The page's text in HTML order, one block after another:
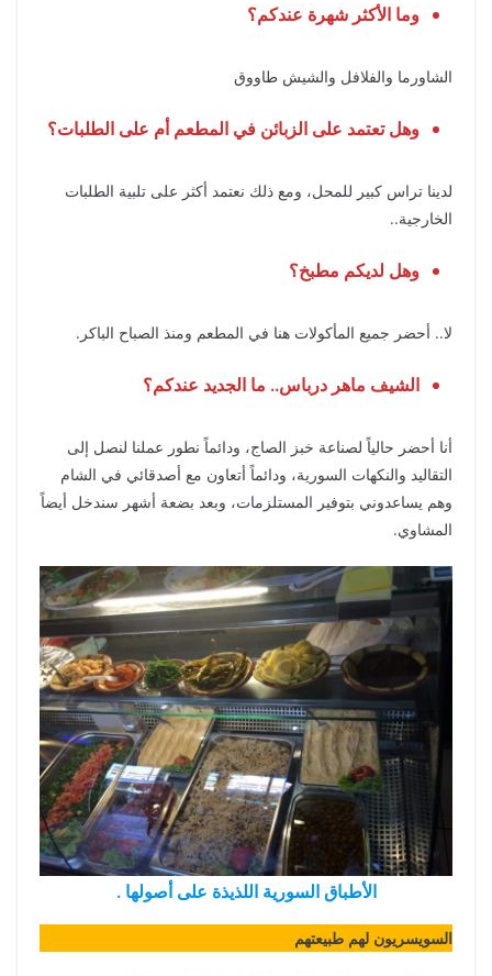
وما الأكثر شهرة عندكم؟
الشاورما والفلافل والشيش طاووق
وهل تعتمد على الزبائن في المطعم أم على الطلبات؟
لدينا تراس كبير للمحل، ومع ذلك نعتمد أكثر على تلبية الطلبات
الخارجية..
وهل لديكم مطبخ؟
لا.. أحضر جميع المأكولات هنا في المطعم ومنذ الصباح الباكر.
الشيف ماهر درباس.. ما الجديد عندكم؟
أنا أحضر حالياً لصناعة خبز الصاج، ودائماً نطور عملنا لنصل إلى
التقاليد والنكهات السورية، ودائماً أتعاون مع أصدقائي في الشام
وهم يساعدوني بتوفير المستلزمات، وبعد بضعة أشهر سندخل أيضاً
المشاوي.
الأطباق السورية اللذيذة على أصولها .
السويسريون لهم طبيعتهم